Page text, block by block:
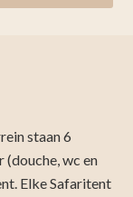
staan 6
(douche, wc en
Elke Safaritent